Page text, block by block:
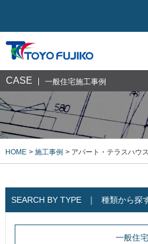
CASE 一般住宅施工事例
HOME 施工事例 アパート・テラスハウ
SEARCH BY TYPE ｜ 種類から探
一般住宅